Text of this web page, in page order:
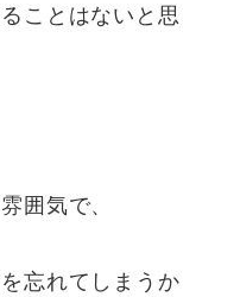
ことはないと思
囲気で、
忘れてしまうか